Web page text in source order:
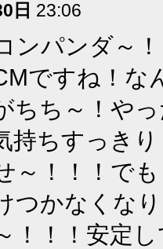
日 23:06
ンパンダ～
ですね！な
ちち～！や
持ちすっき
～！！！で
つかなくな
！！！安定